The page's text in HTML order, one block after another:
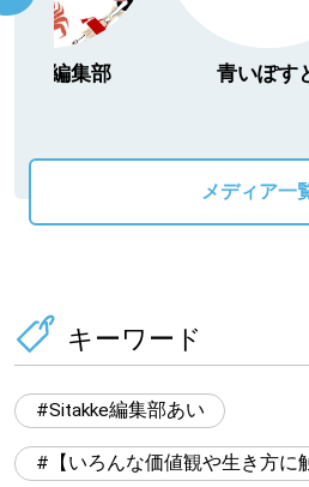
編集部 青いぽす
メディア一
キーワード
Sitakke編集部あい
【いろんな価値観や生き方に